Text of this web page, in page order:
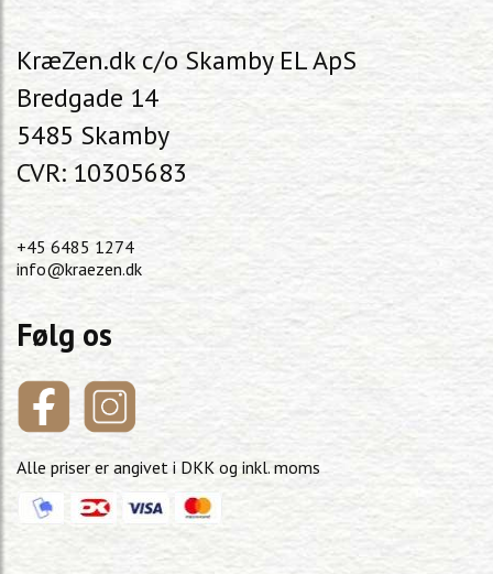
KræZen.dk c/o Skamby EL ApS
Bredgade 14
5485 Skamby
CVR: 10305683
+45 6485 1274
info@kraezen.dk
Følg os
Alle priser er angivet i DKK og inkl. moms